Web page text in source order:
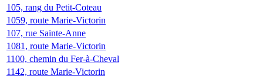
105, rang du Petit-Coteau
1059, route Marie-Victorin
107, rue Sainte-Anne
1081, route Marie-Victorin
1100, chemin du Fer-à-Cheval
1142, route Marie-Victorin